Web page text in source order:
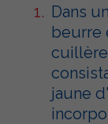
Dans
beurre
jaune